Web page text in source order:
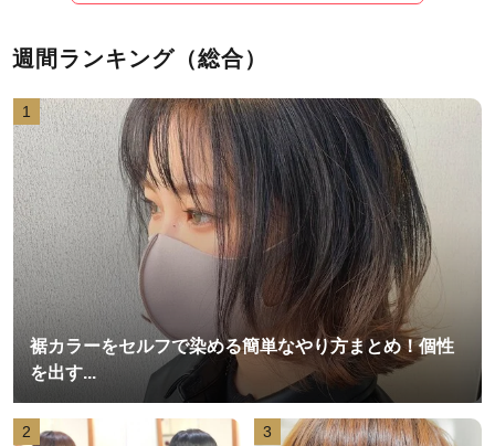
週間ランキング（総合）
1
裾カラーをセルフで染める簡単なやり方まとめ！個性
を出す...
2 3